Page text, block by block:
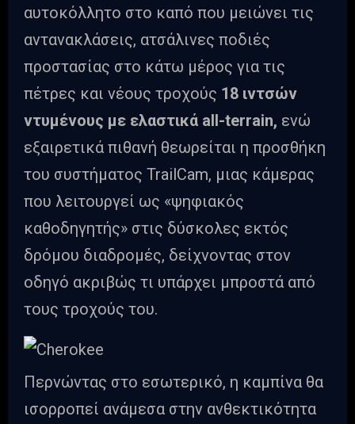
αυτοκόλλητο στο καπό που μειώνει τις
αντανακλάσεις, ατσάλινες ποδιές
προστασίας στο κάτω μέρος για τις
πέτρες και νέους τροχούς 18 ιντσών
ντυμένους με ελαστικά all-terrain, ενώ
εξαιρετικά πιθανή θεωρείται η προσθήκη
του συστήματος TrailCam, μιας κάμερας
που λειτουργεί ως «ψηφιακός
καθοδηγητής» στις δύσκολες εκτός
δρόμου διαδρομές, δείχνοντας στον
οδηγό ακριβώς τι υπάρχει μπροστά από
τους τροχούς του.
Περνώντας στο εσωτερικό, η καμπίνα θα
ισορροπεί ανάμεσα στην ανθεκτικότητα